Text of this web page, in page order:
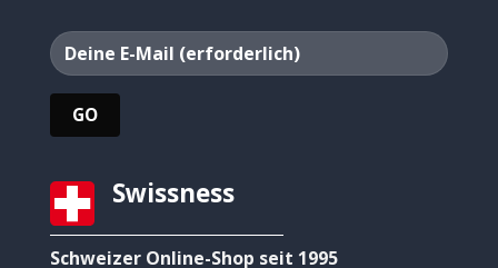
Swissness
Schweizer Online-Shop seit 1995